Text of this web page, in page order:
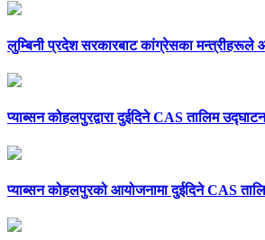
लुम्बिनी प्रदेश सरकारबाट कांग्रेसका मन्त्रीहरूले
प्याब्सन कोहलपुरद्वारा दुईदिने CAS तालिम उद्घाटन
प्याब्सन कोहलपुरको आयोजनामा दुईदिने CAS